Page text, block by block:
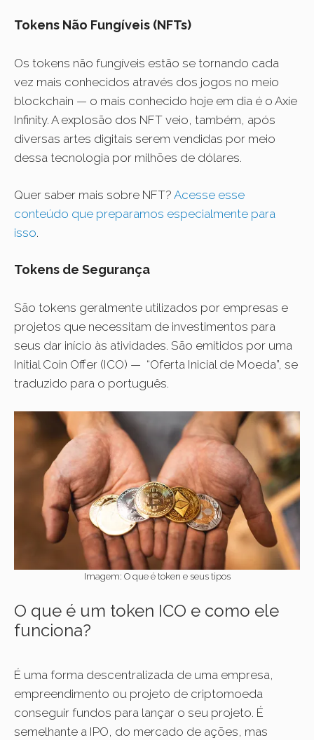
Tokens Não Fungíveis (NFTs)
Os tokens não fungíveis estão se tornando cada
vez mais conhecidos através dos jogos no meio
blockchain — o mais conhecido hoje em dia é o Axie
Infinity. A explosão dos NFT veio, também, após
diversas artes digitais serem vendidas por meio
dessa tecnologia por milhões de dólares.
Quer saber mais sobre NFT? Acesse esse
conteúdo que preparamos especialmente para
isso.
Tokens de Segurança
São tokens geralmente utilizados por empresas e
projetos que necessitam de investimentos para
seus dar início às atividades. São emitidos por uma
Initial Coin Offer (ICO) — “Oferta Inicial de Moeda”, se
traduzido para o português.
Imagem: O que é token e seus tipos
O que é um token ICO e como ele
funciona?
É uma forma descentralizada de uma empresa,
empreendimento ou projeto de criptomoeda
conseguir fundos para lançar o seu projeto. É
semelhante a IPO, do mercado de ações, mas